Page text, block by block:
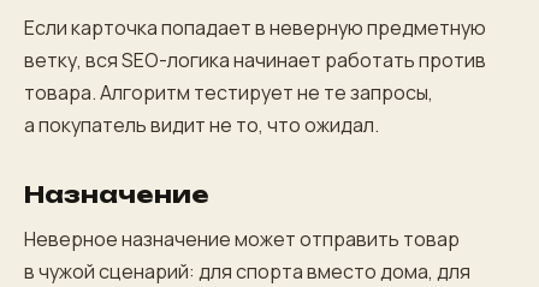
Если карточка попадает в неверную предметную
ветку, вся SEO-логика начинает работать против
товара. Алгоритм тестирует не те запросы,
а покупатель видит не то, что ожидал.
Назначение
Неверное назначение может отправить товар
в чужой сценарий: для спорта вместо дома, для